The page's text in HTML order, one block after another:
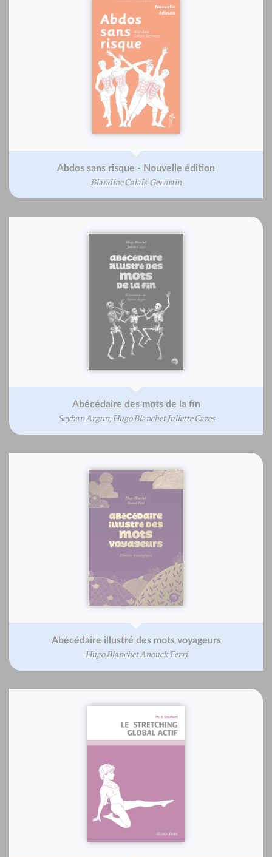
Abdos sans risque - Nouvelle édition
Blandine Calais-Germain
Abécédaire des mots de la fin
Seyhan Argun, Hugo Blanchet Juliette Cazes
Abécédaire illustré des mots voyageurs
Hugo Blanchet Anouck Ferri